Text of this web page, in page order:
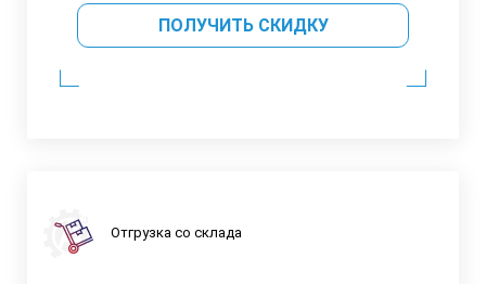
ПОЛУЧИТЬ СКИДКУ
Отгрузка со склада